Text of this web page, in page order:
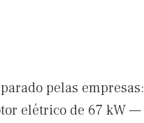
pelas empresas:
elétrico de 67 kW —